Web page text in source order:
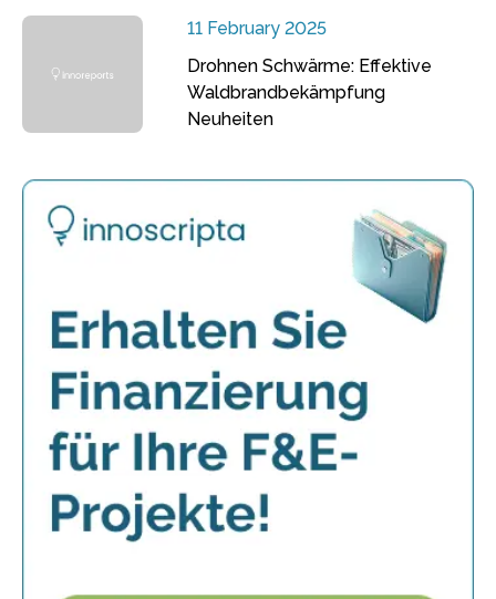
11 February 2025
Drohnen Schwärme: Effektive
Waldbrandbekämpfung
Neuheiten